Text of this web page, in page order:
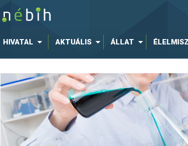
HIVATAL AKTUÁLIS ÁLLAT